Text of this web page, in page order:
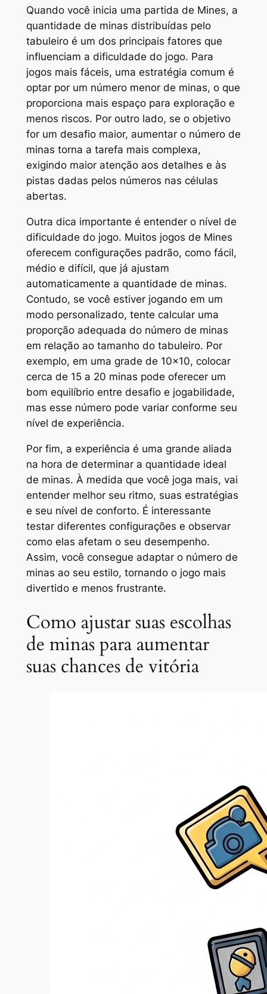
Quando você inicia uma partida de Mines, a
quantidade de minas distribuídas pelo
tabuleiro é um dos principais fatores que
influenciam a dificuldade do jogo. Para
jogos mais fáceis, uma estratégia comum é
optar por um número menor de minas, o que
proporciona mais espaço para exploração e
menos riscos. Por outro lado, se o objetivo
for um desafio maior, aumentar o número de
minas torna a tarefa mais complexa,
exigindo maior atenção aos detalhes e às
pistas dadas pelos números nas células
abertas.
Outra dica importante é entender o nível de
dificuldade do jogo. Muitos jogos de Mines
oferecem configurações padrão, como fácil,
médio e difícil, que já ajustam
automaticamente a quantidade de minas.
Contudo, se você estiver jogando em um
modo personalizado, tente calcular uma
proporção adequada do número de minas
em relação ao tamanho do tabuleiro. Por
exemplo, em uma grade de 10×10, colocar
cerca de 15 a 20 minas pode oferecer um
bom equilíbrio entre desafio e jogabilidade,
mas esse número pode variar conforme seu
nível de experiência.
Por fim, a experiência é uma grande aliada
na hora de determinar a quantidade ideal
de minas. À medida que você joga mais, vai
entender melhor seu ritmo, suas estratégias
e seu nível de conforto. É interessante
testar diferentes configurações e observar
como elas afetam o seu desempenho.
Assim, você consegue adaptar o número de
minas ao seu estilo, tornando o jogo mais
divertido e menos frustrante.
Como ajustar suas escolhas
de minas para aumentar
suas chances de vitória